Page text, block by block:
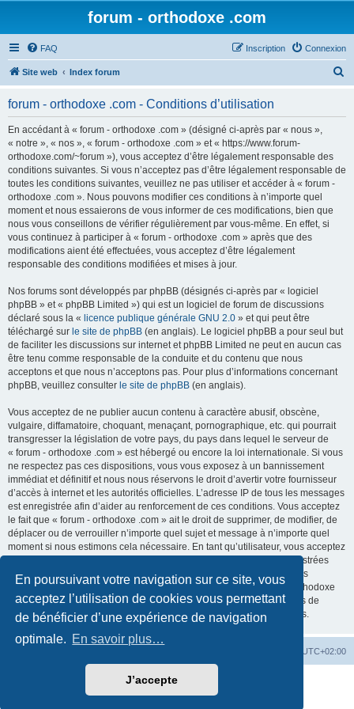
En poursuivant votre navigation sur ce site, vous
acceptez l’utilisation de cookies vous permettant
de bénéficier d’une expérience de navigation
optimale. En savoir plus…
J’accepte
forum - orthodoxe .com
FAQ Connexion
Inscription
Site web Index forum
forum - orthodoxe .com - Conditions d’utilisation
En accédant à « forum - orthodoxe .com » (désigné ci-après par « nous »,
« notre », « nos », « forum - orthodoxe .com » et « https://www.forum-
orthodoxe.com/~forum »), vous acceptez d’être légalement responsable des
conditions suivantes. Si vous n’acceptez pas d’être légalement responsable de
toutes les conditions suivantes, veuillez ne pas utiliser et accéder à « forum -
orthodoxe .com ». Nous pouvons modifier ces conditions à n’importe quel
moment et nous essaierons de vous informer de ces modifications, bien que
nous vous conseillons de vérifier régulièrement par vous-même. En effet, si
vous continuez à participer à « forum - orthodoxe .com » après que des
modifications aient été effectuées, vous acceptez d’être légalement
responsable des conditions modifiées et mises à jour.
Nos forums sont développés par phpBB (désignés ci-après par « logiciel
phpBB » et « phpBB Limited ») qui est un logiciel de forum de discussions
déclaré sous la « licence publique générale GNU 2.0 » et qui peut être
téléchargé sur le site de phpBB (en anglais). Le logiciel phpBB a pour seul but
de faciliter les discussions sur internet et phpBB Limited ne peut en aucun cas
être tenu comme responsable de la conduite et du contenu que nous
acceptons et que nous n’acceptons pas. Pour plus d’informations concernant
phpBB, veuillez consulter le site de phpBB (en anglais).
Vous acceptez de ne publier aucun contenu à caractère abusif, obscène,
vulgaire, diffamatoire, choquant, menaçant, pornographique, etc. qui pourrait
transgresser la législation de votre pays, du pays dans lequel le serveur de
« forum - orthodoxe .com » est hébergé ou encore la loi internationale. Si vous
ne respectez pas ces dispositions, vous vous exposez à un bannissement
immédiat et définitif et nous nous réservons le droit d’avertir votre fournisseur
d’accès à internet et les autorités officielles. L’adresse IP de tous les messages
est enregistrée afin d’aider au renforcement de ces conditions. Vous acceptez
le fait que « forum - orthodoxe .com » ait le droit de supprimer, de modifier, de
déplacer ou de verrouiller n’importe quel sujet et message à n’importe quel
moment si nous estimons cela nécessaire. En tant qu’utilisateur, vous acceptez
que toutes les informations que vous avez renseignées soient enregistrées
dans notre base de données. Bien que ces informations ne seront pas
diffusées à une tierce partie sans votre consentement, ni « forum - orthodoxe
.com », ni phpBB, ne pourront être tenus comme responsables en cas de
tentative de piratage informatique visant à compromettre vos données.
UTC+02:00
phpBB® Forum Software © phpBB Limited
©